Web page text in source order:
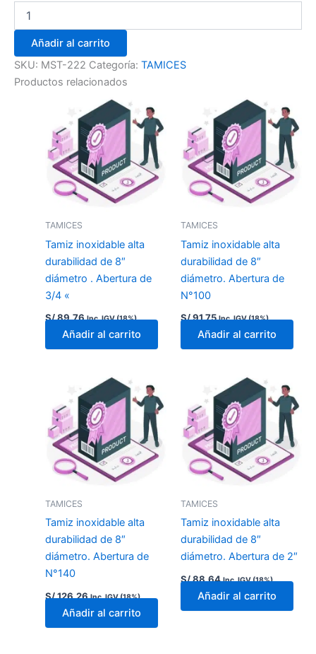
Añadir al carrito
SKU: MST-222 Categoría: TAMICES
Productos relacionados
TAMICES
Tamiz inoxidable alta
durabilidad de 8″
diámetro . Abertura de
3/4 «
S/89.76 Inc. IGV (18%)
Añadir al carrito
TAMICES
Tamiz inoxidable alta
durabilidad de 8″
diámetro. Abertura de
N°100
S/91.75 Inc. IGV (18%)
Añadir al carrito
TAMICES
Tamiz inoxidable alta
durabilidad de 8″
diámetro. Abertura de
N°140
S/126.26 Inc. IGV (18%)
Añadir al carrito
TAMICES
Tamiz inoxidable alta
durabilidad de 8″
diámetro. Abertura de 2″
S/88.64 Inc. IGV (18%)
Añadir al carrito